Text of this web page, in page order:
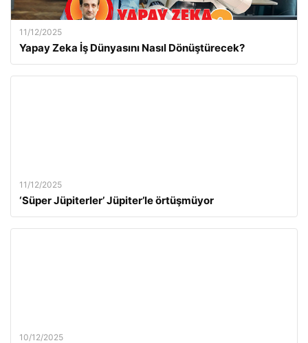
11/12/2025
Yapay Zeka İş Dünyasını Nasıl Dönüştürecek?
11/12/2025
‘Süper Jüpiterler’ Jüpiter’le örtüşmüyor
10/12/2025